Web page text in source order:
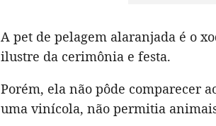
A pet de pelagem alaranjada é o
ilustre da cerimônia e festa.
Porém, ela não pôde comparecer
uma vinícola, não permitia